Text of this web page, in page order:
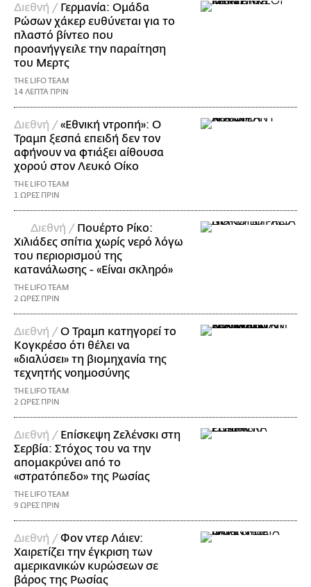
Διεθνή / Γερμανία: Ομάδα
Ρώσων χάκερ ευθύνεται για το
πλαστό βίντεο που
προανήγγειλε την παραίτηση
του Μερτς
THE LIFO TEAM
14 ΛΕΠΤΑ ΠΡΙΝ
Διεθνή /«Εθνική ντροπή»: Ο
Τραμπ ξεσπά επειδή δεν τον
αφήνουν να φτιάξει αίθουσα
χορού στον Λευκό Οίκο
THE LIFO TEAM
1 ΩΡΕΣ ΠΡΙΝ
Διεθνή / Πουέρτο Ρίκο:
Χιλιάδες σπίτια χωρίς νερό λόγω
του περιορισμού της
κατανάλωσης - «Είναι σκληρό»
THE LIFO TEAM
2 ΩΡΕΣ ΠΡΙΝ
Διεθνή /Ο Τραμπ κατηγορεί το
Κογκρέσο ότι θέλει να
«διαλύσει» τη βιομηχανία της
τεχνητής νοημοσύνης
THE LIFO TEAM
2 ΩΡΕΣ ΠΡΙΝ
Διεθνή / Επίσκεψη Ζελένσκι στη
Σερβία: Στόχος του να την
απομακρύνει από το
«στρατόπεδο» της Ρωσίας
THE LIFO TEAM
9 ΩΡΕΣ ΠΡΙΝ
Διεθνή /Φον ντερ Λάιεν:
Χαιρετίζει την έγκριση των
αμερικανικών κυρώσεων σε
βάρος της Ρωσίας